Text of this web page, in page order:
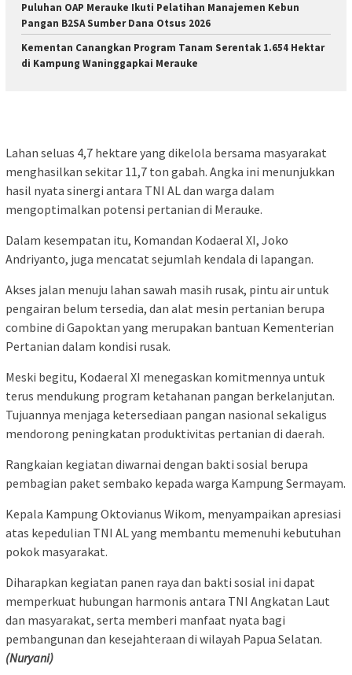
Puluhan OAP Merauke Ikuti Pelatihan Manajemen Kebun
Pangan B2SA Sumber Dana Otsus 2026
Kementan Canangkan Program Tanam Serentak 1.654 Hektar
di Kampung Waninggapkai Merauke
Lahan seluas 4,7 hektare yang dikelola bersama masyarakat
menghasilkan sekitar 11,7 ton gabah. Angka ini menunjukkan
hasil nyata sinergi antara TNI AL dan warga dalam
mengoptimalkan potensi pertanian di Merauke.
Dalam kesempatan itu, Komandan Kodaeral XI, Joko
Andriyanto, juga mencatat sejumlah kendala di lapangan.
Akses jalan menuju lahan sawah masih rusak, pintu air untuk
pengairan belum tersedia, dan alat mesin pertanian berupa
combine di Gapoktan yang merupakan bantuan Kementerian
Pertanian dalam kondisi rusak.
Meski begitu, Kodaeral XI menegaskan komitmennya untuk
terus mendukung program ketahanan pangan berkelanjutan.
Tujuannya menjaga ketersediaan pangan nasional sekaligus
mendorong peningkatan produktivitas pertanian di daerah.
Rangkaian kegiatan diwarnai dengan bakti sosial berupa
pembagian paket sembako kepada warga Kampung Sermayam.
Kepala Kampung Oktovianus Wikom, menyampaikan apresiasi
atas kepedulian TNI AL yang membantu memenuhi kebutuhan
pokok masyarakat.
Diharapkan kegiatan panen raya dan bakti sosial ini dapat
memperkuat hubungan harmonis antara TNI Angkatan Laut
dan masyarakat, serta memberi manfaat nyata bagi
pembangunan dan kesejahteraan di wilayah Papua Selatan.
(Nuryani)